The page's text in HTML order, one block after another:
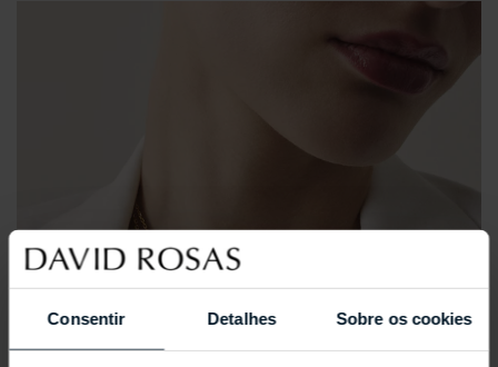
Consentir Detalhes Sobre os cookies